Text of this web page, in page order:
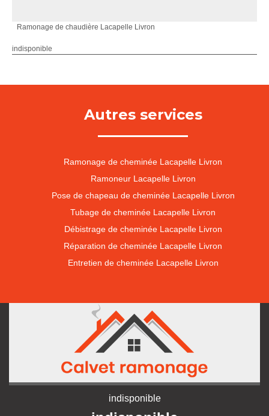
Ramonage de chaudière Lacapelle Livron
indisponible
Autres services
Ramonage de cheminée Lacapelle Livron
Ramoneur Lacapelle Livron
Pose de chapeau de cheminée Lacapelle Livron
Tubage de cheminée Lacapelle Livron
Débistrage de cheminée Lacapelle Livron
Réparation de cheminée Lacapelle Livron
Entretien de cheminée Lacapelle Livron
indisponible